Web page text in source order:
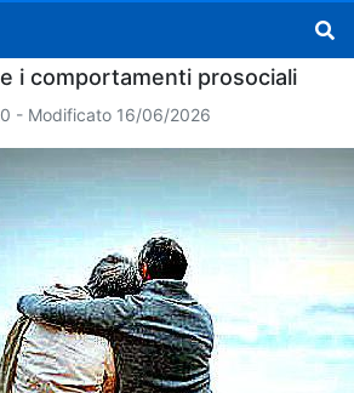
i comportamenti prosociali
- Modificato 16/06/2026